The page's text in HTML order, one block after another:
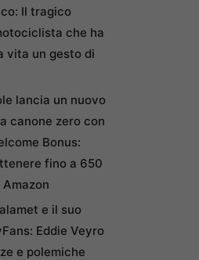
Il tragico
che ha
vita un gesto di
lancia un nuovo
canone zero con
Bonus:
fino a 650
e il suo
Eddie Veyro
e polemiche